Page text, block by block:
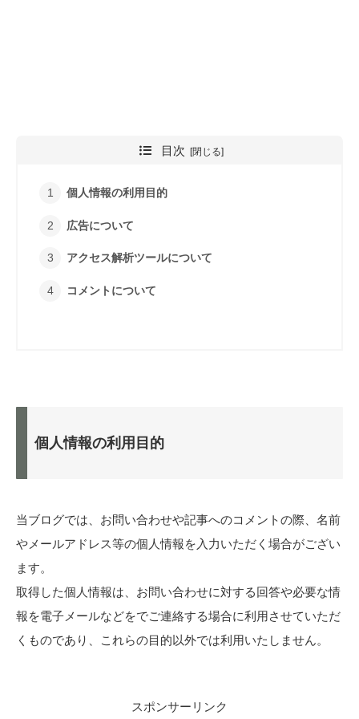
目次
個人情報の利用目的
広告について
アクセス解析ツールについて
コメントについて
個人情報の利用目的
当ブログでは、お問い合わせや記事へのコメントの際、名前
やメールアドレス等の個人情報を入力いただく場合がござい
ます。
取得した個人情報は、お問い合わせに対する回答や必要な情
報を電子メールなどをでご連絡する場合に利用させていただ
くものであり、これらの目的以外では利用いたしません。
スポンサーリンク